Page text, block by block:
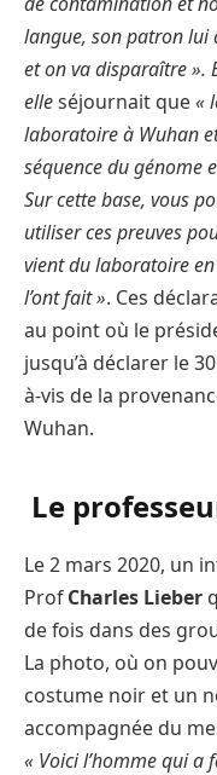
langue, son patron lui
et on va disparaître ».
elleséjournait que«
laboratoire à Wuhan
séquence du génome
Sur cette base, vous
utiliser ces preuves
vient du laboratoire
l’ont fait ». Ces
au point où le
jusqu’à déclarer le
à-vis de la
Wuhan.
Le
Le 2 mars 2020, un
ProfCharles Lieber
de fois dans des
La photo, où on
costume noir et un
accompagnée du
« Voici l’homme qui a